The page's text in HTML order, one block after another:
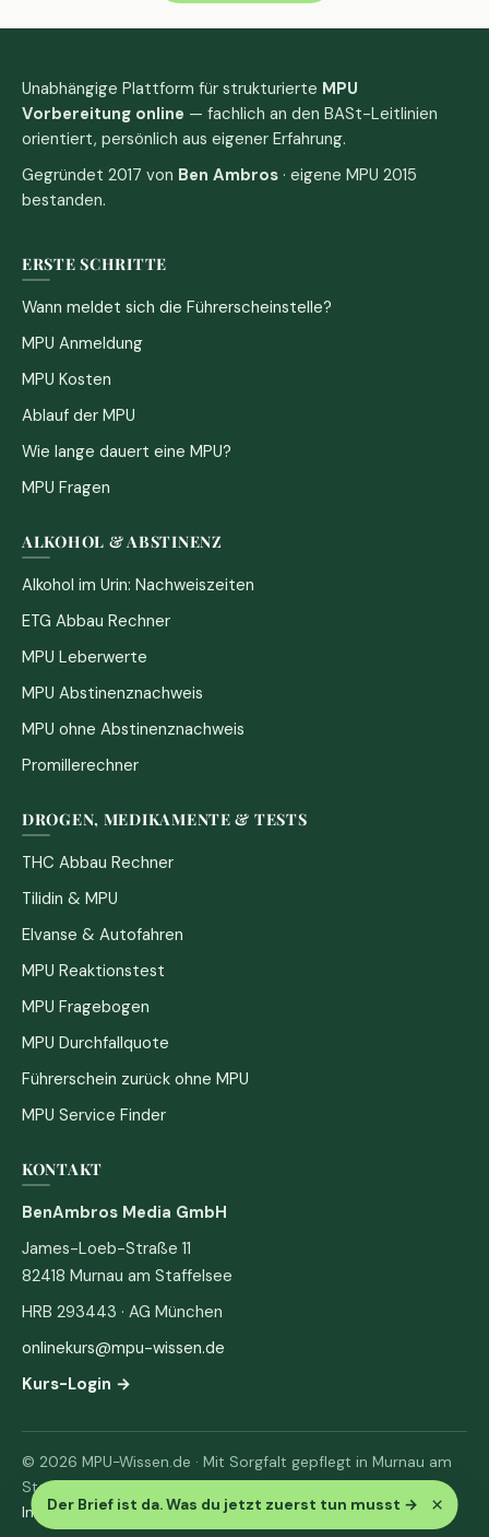
Der Brief ist da. Was du jetzt zuerst tun musst → ×
Unabhängige Plattform für strukturierte MPU
Vorbereitung online — fachlich an den BASt-Leitlinien
orientiert, persönlich aus eigener Erfahrung.
Gegründet 2017 von Ben Ambros · eigene MPU 2015
bestanden.
ERSTE SCHRITTE
Wann meldet sich die Führerscheinstelle?
MPU Anmeldung
MPU Kosten
Ablauf der MPU
Wie lange dauert eine MPU?
MPU Fragen
ALKOHOL & ABSTINENZ
Alkohol im Urin: Nachweiszeiten
ETG Abbau Rechner
MPU Leberwerte
MPU Abstinenznachweis
MPU ohne Abstinenznachweis
Promillerechner
DROGEN, MEDIKAMENTE & TESTS
THC Abbau Rechner
Tilidin & MPU
Elvanse & Autofahren
MPU Reaktionstest
MPU Fragebogen
MPU Durchfallquote
Führerschein zurück ohne MPU
MPU Service Finder
KONTAKT
BenAmbros Media GmbH
James-Loeb-Straße 11
82418 Murnau am Staffelsee
HRB 293443 · AG München
onlinekurs@mpu-wissen.de
Kurs-Login →
© 2026 MPU-Wissen.de · Mit Sorgfalt gepflegt in Murnau am
Staffelsee
Impressum· Datenschutz & AGB